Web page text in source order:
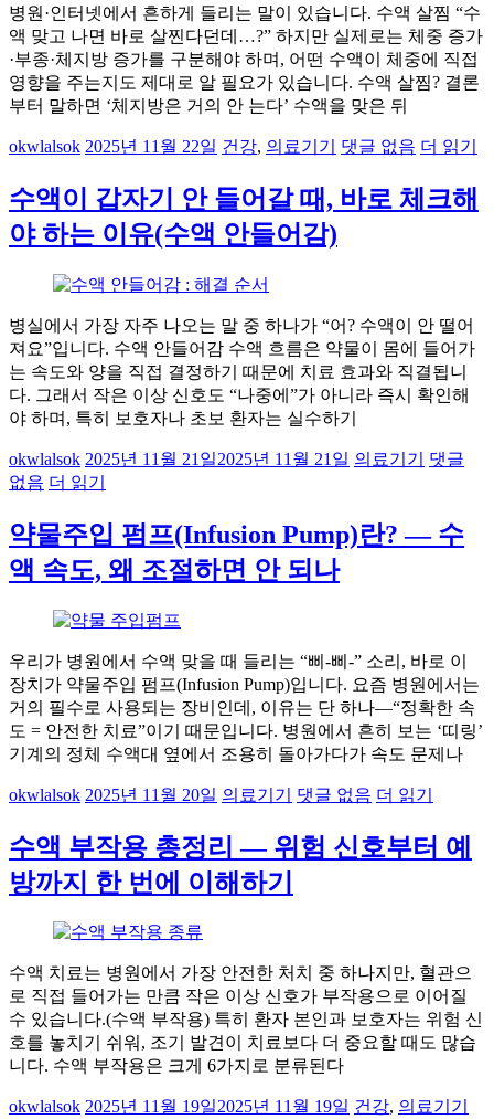
병원·인터넷에서 흔하게 들리는 말이 있습니다. 수액 살찜 “수
액 맞고 나면 바로 살찐다던데…?” 하지만 실제로는 체중 증가
·부종·체지방 증가를 구분해야 하며, 어떤 수액이 체중에 직접
영향을 주는지도 제대로 알 필요가 있습니다. 수액 살찜? 결론
부터 말하면 ‘체지방은 거의 안 는다’ 수액을 맞은 뒤
okwlalsok 2025년 11월 22일 건강, 의료기기 댓글 없음 더 읽기
수액이 갑자기 안 들어갈 때, 바로 체크해
야 하는 이유(수액 안들어감)
병실에서 가장 자주 나오는 말 중 하나가 “어? 수액이 안 떨어
져요”입니다. 수액 안들어감 수액 흐름은 약물이 몸에 들어가
는 속도와 양을 직접 결정하기 때문에 치료 효과와 직결됩니
다. 그래서 작은 이상 신호도 “나중에”가 아니라 즉시 확인해
야 하며, 특히 보호자나 초보 환자는 실수하기
okwlalsok 2025년 11월 21일2025년 11월 21일 의료기기
댓글
없음 더 읽기
약물주입 펌프(Infusion Pump)란? — 수
액 속도, 왜 조절하면 안 되나
우리가 병원에서 수액 맞을 때 들리는 “삐-삐-” 소리, 바로 이
장치가 약물주입 펌프(Infusion Pump)입니다. 요즘 병원에서는
거의 필수로 사용되는 장비인데, 이유는 단 하나—“정확한 속
도 = 안전한 치료”이기 때문입니다. 병원에서 흔히 보는 ‘띠링’
기계의 정체 수액대 옆에서 조용히 돌아가다가 속도 문제나
okwlalsok 2025년 11월 20일 의료기기 댓글 없음 더 읽기
수액 부작용 총정리 — 위험 신호부터 예
방까지 한 번에 이해하기
수액 치료는 병원에서 가장 안전한 처치 중 하나지만, 혈관으
로 직접 들어가는 만큼 작은 이상 신호가 부작용으로 이어질
수 있습니다.(수액 부작용) 특히 환자 본인과 보호자는 위험 신
호를 놓치기 쉬워, 조기 발견이 치료보다 더 중요할 때도 많습
니다. 수액 부작용은 크게 6가지로 분류된다
okwlalsok 2025년 11월 19일2025년 11월 19일 건강, 의료기기